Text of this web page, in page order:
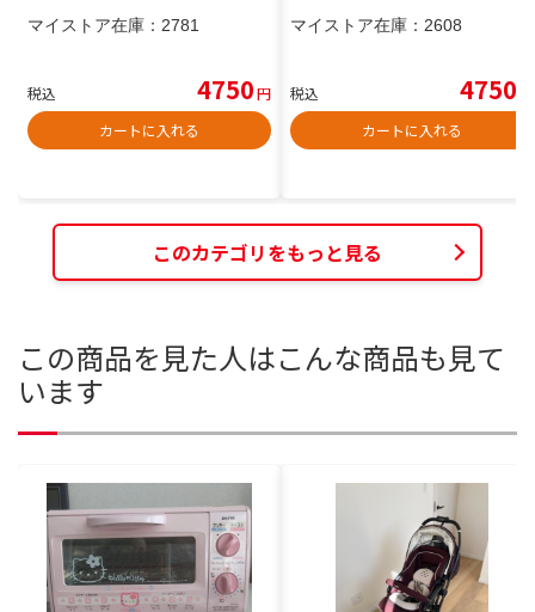
マイストア在庫： 2781
税込 4750円
カートに入れる
マイストア在庫： 2608
税込 4750
カートに入れる
このカテゴリをもっと見る
この商品を見た人はこんな商品も見て
います